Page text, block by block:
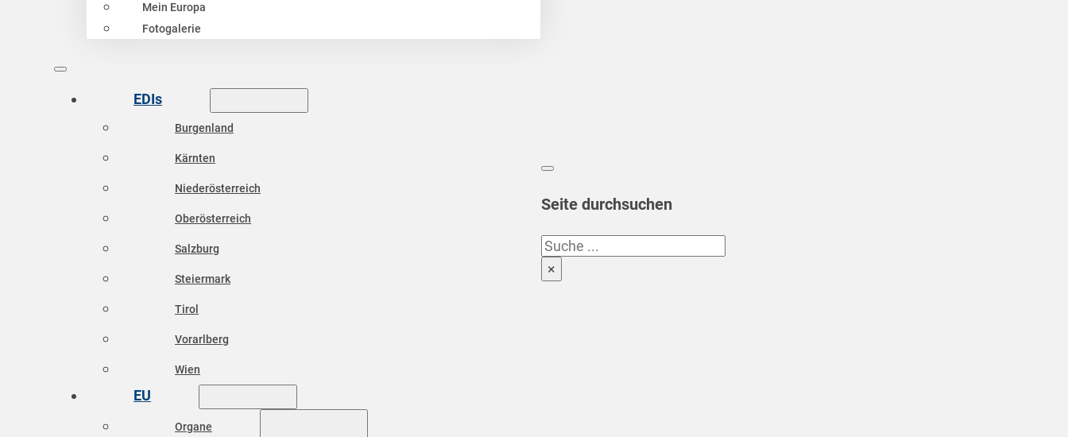
Mein Europa
Fotogalerie
EDIs
Burgenland
Kärnten
Niederösterreich
Oberösterreich
Salzburg
Steiermark
Tirol
Vorarlberg
Wien
EU
Organe
Seite durchsuchen
Suchen
×